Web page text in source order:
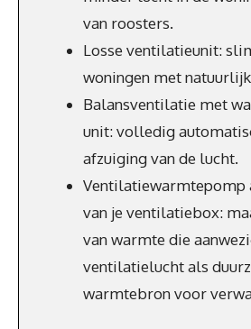
van roosters.
Losse ventilatieunit:
woningen met
Balansventilatie met
unit: volledig
afzuiging van de lucht.
Ventilatiewarmtepomp
van je ventilatiebox:
van warmte die
ventilatielucht als
warmtebron voor